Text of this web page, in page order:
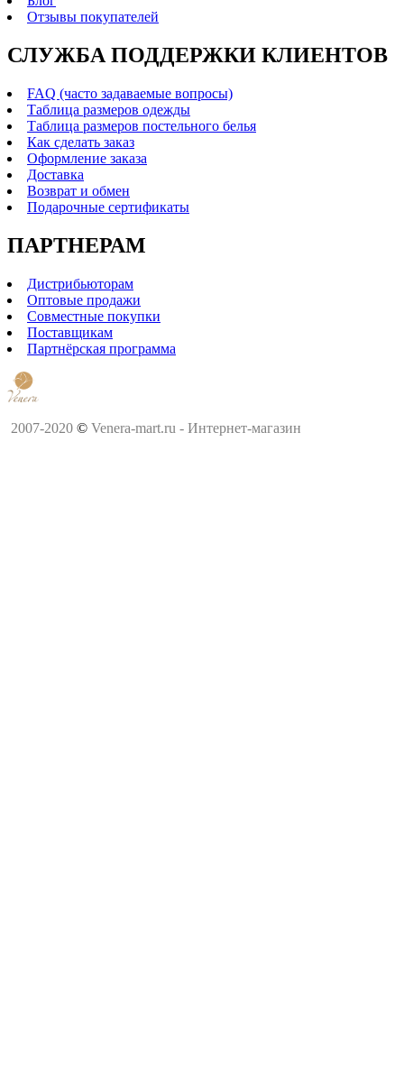
Отзывы покупателей
СЛУЖБА ПОДДЕРЖКИ КЛИЕНТОВ
FAQ (часто задаваемые вопросы)
Таблица размеров одежды
Таблица размеров постельного белья
Как сделать заказ
Оформление заказа
Доставка
Возврат и обмен
Подарочные сертификаты
ПАРТНЕРАМ
Дистрибьюторам
Оптовые продажи
Совместные покупки
Поставщикам
Партнёрская программа
2007-2020 © Venera-mart.ru - Интернет-магазин